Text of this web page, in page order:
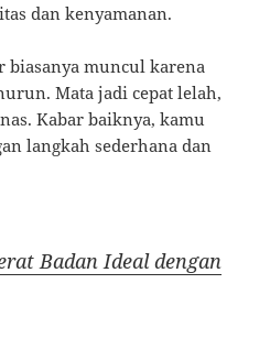
dan kenyamanan.
biasanya muncul karena
Mata jadi cepat lelah,
Kabar baiknya, kamu
langkah sederhana dan
Badan Ideal dengan